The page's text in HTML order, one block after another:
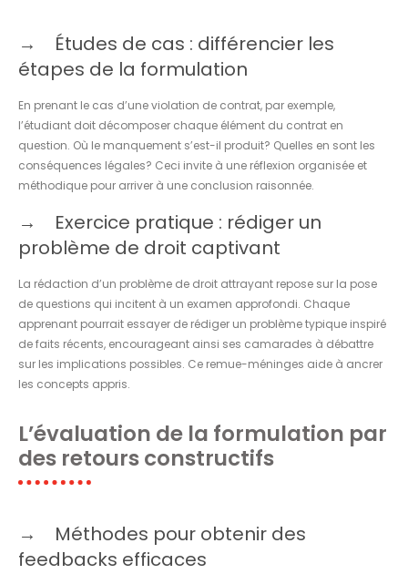
Études de cas : différencier les
étapes de la formulation
En prenant le cas d’une violation de contrat, par exemple,
l’étudiant doit décomposer chaque élément du contrat en
question. Où le manquement s’est-il produit? Quelles en sont les
conséquences légales? Ceci invite à une réflexion organisée et
méthodique pour arriver à une conclusion raisonnée.
Exercice pratique : rédiger un
problème de droit captivant
La rédaction d’un problème de droit attrayant repose sur la pose
de questions qui incitent à un examen approfondi. Chaque
apprenant pourrait essayer de rédiger un problème typique inspiré
de faits récents, encourageant ainsi ses camarades à débattre
sur les implications possibles. Ce remue-méninges aide à ancrer
les concepts appris.
L’évaluation de la formulation par
des retours constructifs
Méthodes pour obtenir des
feedbacks efficaces